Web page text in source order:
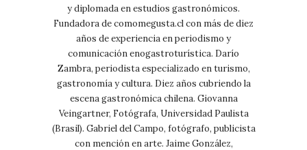
y diplomada en estudios gastronómicos.
Fundadora de comomegusta.cl con más de diez
años de experiencia en periodismo y
comunicación enogastroturística. Darío
Zambra, periodista especializado en turismo,
gastronomía y cultura. Diez años cubriendo la
escena gastronómica chilena. Giovanna
Veingartner, Fotógrafa, Universidad Paulista
(Brasil). Gabriel del Campo, fotógrafo, publicista
con mención en arte. Jaime González,